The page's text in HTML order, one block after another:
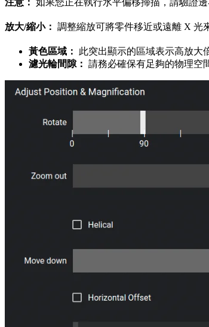
注意： 如果您正在執行水平偏移掃描，請驗證邊
放大/縮小： 調整縮放可將零件移近或遠離 X 光
黃色區域：
此突出顯示的區域表示高放大
濾光輪間隙： 請務必確保有足夠的物理空